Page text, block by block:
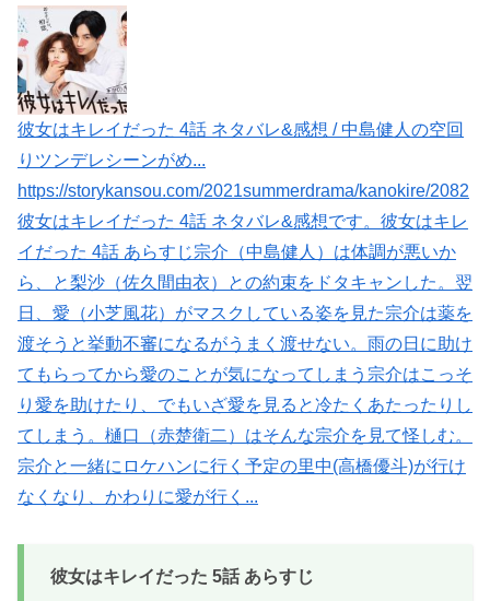
彼女はキレイだった 4話 ネタバレ&感想 / 中島健人の空回
りツンデレシーンがめ...
https://storykansou.com/2021summerdrama/kanokire/2082
彼女はキレイだった 4話 ネタバレ&感想です。彼女はキレ
イだった 4話 あらすじ宗介（中島健人）は体調が悪いか
ら、と梨沙（佐久間由衣）との約束をドタキャンした。翌
日、愛（小芝風花）がマスクしている姿を見た宗介は薬を
渡そうと挙動不審になるがうまく渡せない。雨の日に助け
てもらってから愛のことが気になってしまう宗介はこっそ
り愛を助けたり、でもいざ愛を見ると冷たくあたったりし
てしまう。樋口（赤楚衛二）はそんな宗介を見て怪しむ。
宗介と一緒にロケハンに行く予定の里中(高橋優斗)が行け
なくなり、かわりに愛が行く...
彼女はキレイだった 5話 あらすじ